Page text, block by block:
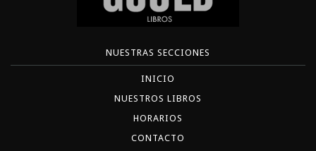
NUESTRAS SECCIONES
INICIO
NUESTROS LIBROS
HORARIOS
CONTACTO